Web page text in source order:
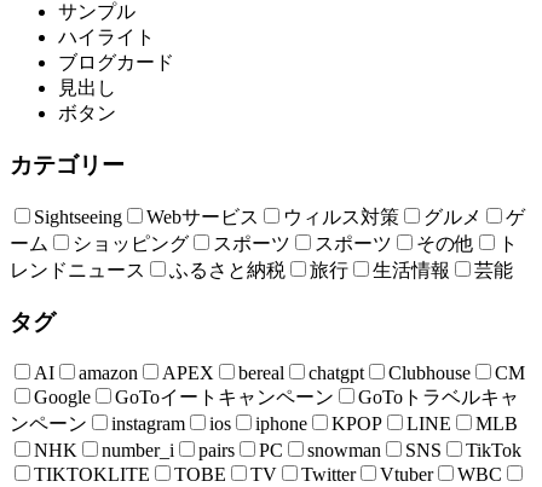
サンプル
ハイライト
ブログカード
見出し
ボタン
カテゴリー
Sightseeing Webサービス ウィルス対策 グルメ
ゲ
ーム
ショッピング スポーツ スポーツ その他
ト
レンドニュース
ふるさと納税 旅行 生活情報 芸能
タグ
AI amazon APEX bereal chatgpt Clubhouse
CM
Google
GoToイートキャンペーン
GoToトラベルキャ
ンペーン
instagram ios iphone KPOP LINE
MLB
NHK
number_i pairs PC snowman SNS
TikTok
TIKTOKLITE
TOBE TV Twitter Vtuber
WBC